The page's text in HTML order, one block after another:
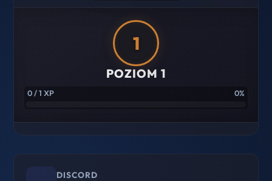
1
POZIOM 1
0 / 1 XP 0%
DISCORD